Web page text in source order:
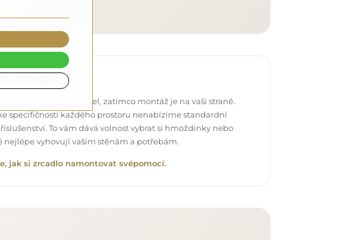
montáž
výrobu a dodání zrcadel, zatímco montáž je na vaší straně.
specifičnosti každého prostoru nenabízíme standardní
To vám dává volnost vybrat si hmoždinky nebo
nejlépe vyhovují vašim stěnám a potřebám.
jak si zrcadlo namontovat svépomocí.